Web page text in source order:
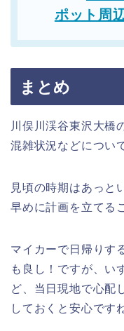
ポット周
まとめ
川俣川渓谷東沢大橋
混雑状況などについ
見頃の時期はあっと
早めに計画を立てる
マイカーで日帰りす
も良し！ですが、い
ど、当日現地で心配
しておくと安心です